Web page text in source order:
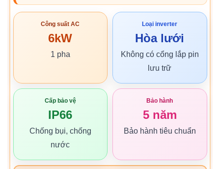
Công suất AC
6kW
1 pha
Loại inverter
Hòa lưới
Không có cổng lắp pin
lưu trữ
Cấp bảo vệ
IP66
Chống bụi, chống
nước
Bảo hành
5 năm
Bảo hành tiêu chuẩn